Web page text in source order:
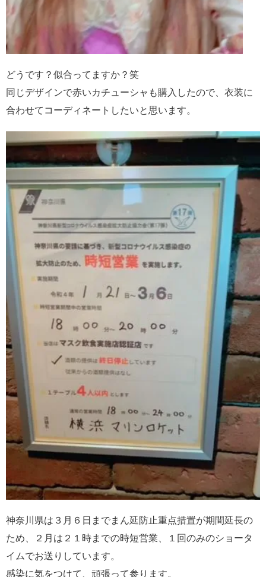
どうです？似合ってますか？笑
同じデザインで赤いカチューシャも購入したので、衣装に
合わせてコーディネートしたいと思います。
神奈川県は３月６日までまん延防止重点措置が期間延長の
ため、２月は２１時までの時短営業、１回のみのショータ
イムでお送りしています。
感染に気をつけて、頑張って参ります。